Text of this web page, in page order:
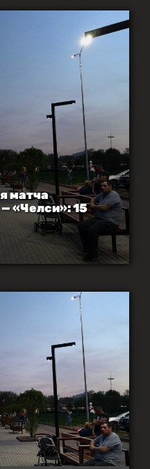
матча
«Челси»: 15